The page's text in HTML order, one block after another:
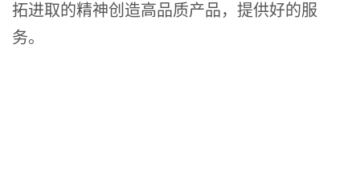
拓进取的精神创造高品质产品，提供好的服
务。